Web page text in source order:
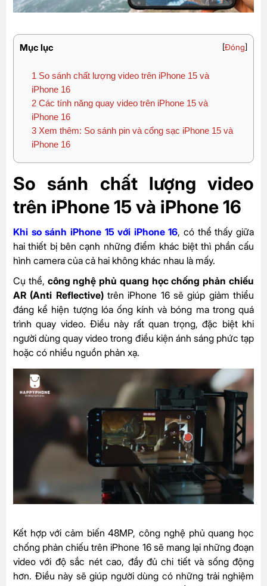
Mục lục [Đóng]
1 So sánh chất lượng video trên iPhone 15 và
iPhone 16
2 Các tính năng quay video trên iPhone 15 và
iPhone 16
3 Xem thêm: So sánh pin và cổng sạc iPhone 15 và
iPhone 16
So sánh chất lượng video
trên iPhone 15 và iPhone 16
Khi so sánh iPhone 15 với iPhone 16, có thể thấy giữa
hai thiết bị bên cạnh những điểm khác biệt thì phần cấu
hình camera của cả hai không khác nhau là mấy.
Cụ thể, công nghệ phủ quang học chống phản chiếu
AR (Anti Reflective) trên iPhone 16 sẽ giúp giảm thiểu
đáng kể hiện tượng lóa ống kính và bóng ma trong quá
trình quay video. Điều này rất quan trọng, đặc biệt khi
người dùng quay video trong điều kiện ánh sáng phức tạp
hoặc có nhiều nguồn phản xạ.
Kết hợp với cảm biến 48MP, công nghệ phủ quang học
chống phản chiếu trên iPhone 16 sẽ mang lại những đoạn
video với độ sắc nét cao, đầy đủ chi tiết và sống động
hơn. Điều này sẽ giúp người dùng có những trải nghiệm